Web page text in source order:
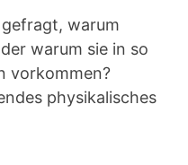
warum
warum sie in so
vorkommen?
physikalisches